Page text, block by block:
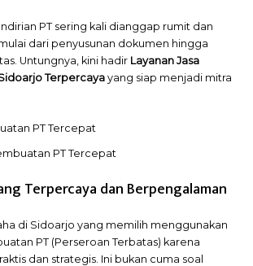
PT sering kali dianggap rumit dan
dari penyusunan dokumen hingga
Untungnya, kini hadir Layanan Jasa
Terpercaya yang siap menjadi mitra
PT Tercepat
Terpercaya dan Berpengalaman
di Sidoarjo yang memilih menggunakan
PT (Perseroan Terbatas) karena
dan strategis. Ini bukan cuma soal